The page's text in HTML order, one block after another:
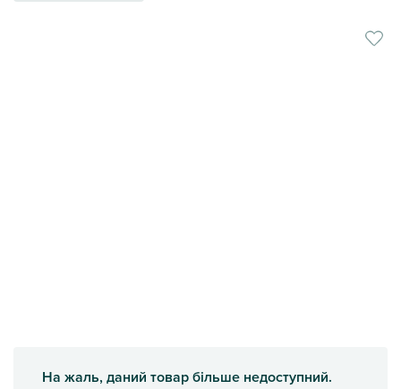
На жаль, даний товар більше недоступний.